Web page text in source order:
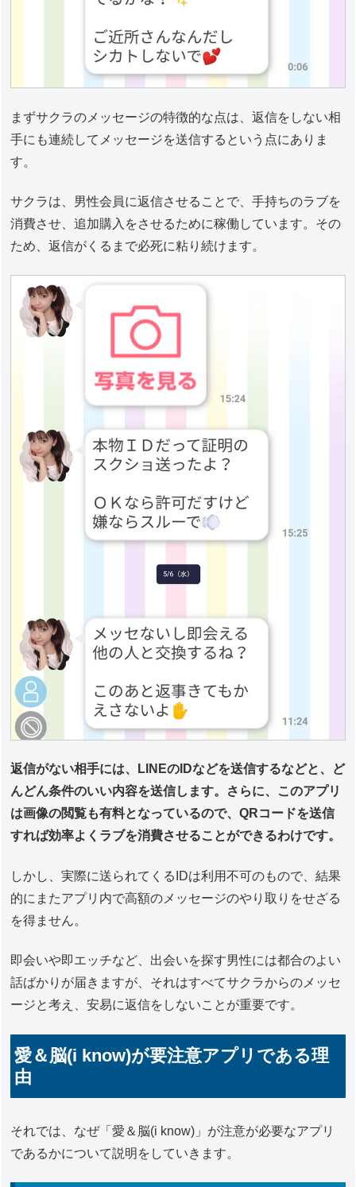
まずサクラのメッセージの特徴的な点は、返信をしない相
手にも連続してメッセージを送信するという点にありま
す。
サクラは、男性会員に返信させることで、手持ちのラブを
消費させ、追加購入をさせるために稼働しています。その
ため、返信がくるまで必死に粘り続けます。
返信がない相手には、LINEのIDなどを送信するなどと、ど
んどん条件のいい内容を送信します。さらに、このアプリ
は画像の閲覧も有料となっているので、QRコードを送信
すれば効率よくラブを消費させることができるわけです。
しかし、実際に送られてくるIDは利用不可のもので、結果
的にまたアプリ内で高額のメッセージのやり取りをせざる
を得ません。
即会いや即エッチなど、出会いを探す男性には都合のよい
話ばかりが届きますが、それはすべてサクラからのメッセ
ージと考え、安易に返信をしないことが重要です。
愛＆脳(i know)が要注意アプリである理
由
それでは、なぜ「愛＆脳(i know)」が注意が必要なアプリ
であるかについて説明をしていきます。